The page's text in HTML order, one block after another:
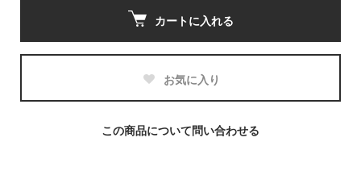
カートに入れる
お気に入り
この商品について問い合わせる